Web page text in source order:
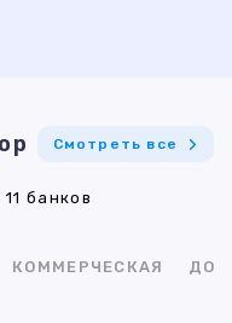
Смотреть все
банков
КОММЕРЧЕСКАЯ ДОМ